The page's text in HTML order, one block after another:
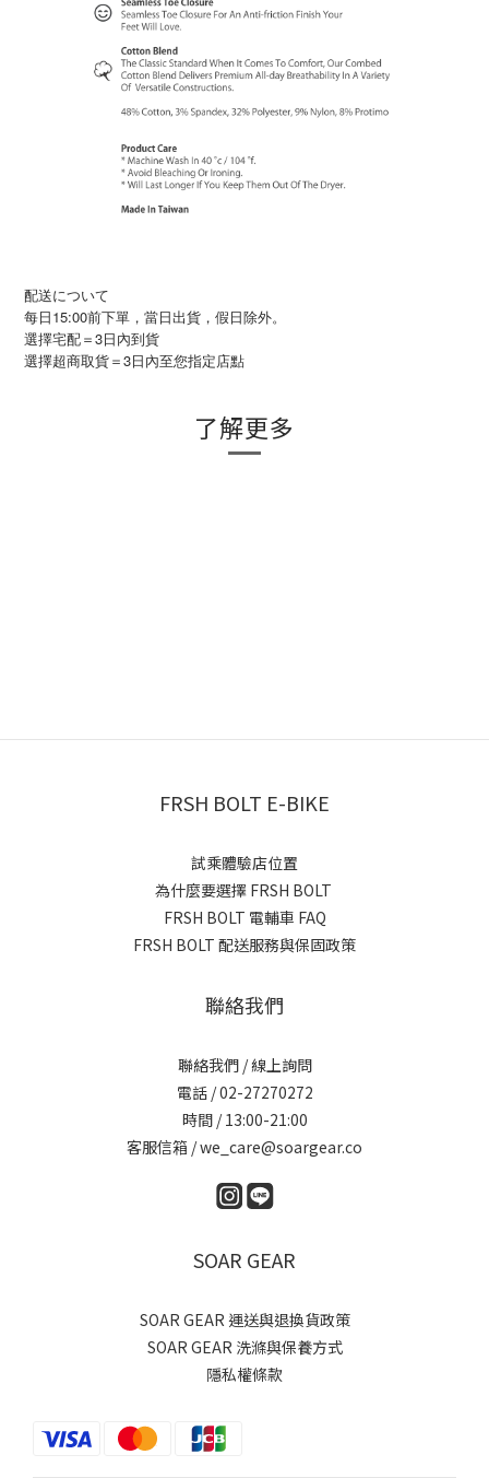
配送について
每日15:00前下單，當日出貨，假日除外。
選擇宅配＝3日內到貨
選擇超商取貨＝ 3 日內至您指定店點
了解更多
FRSH BOLT E-BIKE
試乘體驗店位置
為什麼要選擇 FRSH BOLT
FRSH BOLT 電輔車 FAQ
FRSH BOLT 配送服務與保固政策
聯絡我們
聯絡我們 / 線上詢問
電話 / 02-27270272
時間 / 13:00-21:00
客服信箱 / we_care@soargear.co
SOAR GEAR
SOAR GEAR 運送與退換貨政策
SOAR GEAR 洗滌與保養方式
隱私權條款